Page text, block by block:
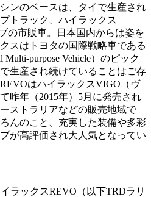
ンのベースは、タイで生産され
トラック、ハイラックス
の市販車。日本国内からは姿を
スはトヨタの国際戦略車である
Multi-purpose Vehicle）のピック
生産され続けていることはご存
はハイラックスVIGO（ヴ
昨年（2015年）5月に発売され
ストラリアなどの販売地域で
んのこと、充実した装備や多彩
が高評価され大人気となってい
ラックスREVO（以下TRDラリ